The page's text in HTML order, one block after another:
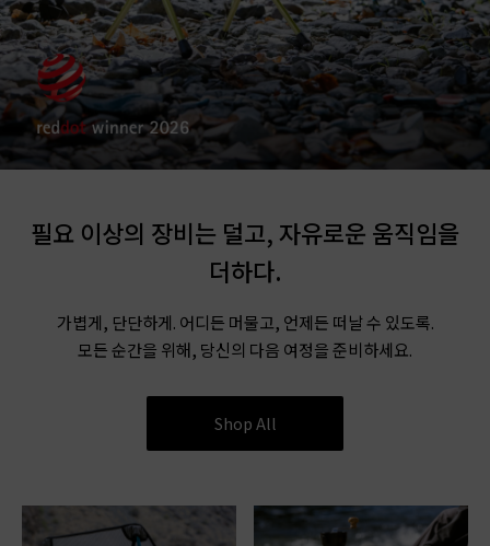
필요 이상의 장비는 덜고, 자유로운 움직임을
더하다.
가볍게, 단단하게. 어디든 머물고, 언제든 떠날 수 있도록.
모든 순간을 위해, 당신의 다음 여정을 준비하세요.
Shop All